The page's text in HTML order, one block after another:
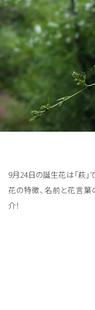
9月24日の誕生花は「萩」
花の特徴、名前と花言
介！